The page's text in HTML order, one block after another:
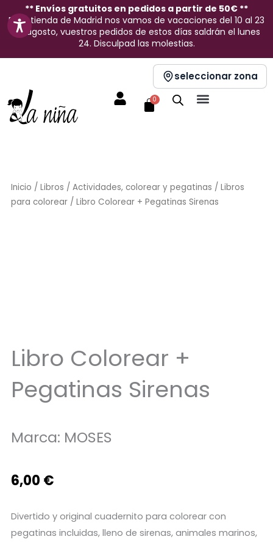
contenido
** Envíos gratuitos en pedidos a partir de 50€ **
En la tienda de Madrid nos vamos de vacaciones del 10 al 23
de agosto, vuestros pedidos de estos días saldrán el lunes
24. Disculpad las molestias.
seleccionar zona
0
Carrito
Inicio / Libros / Actividades, colorear y pegatinas / Libros
para colorear/ Libro Colorear + Pegatinas Sirenas
Libro Colorear +
Pegatinas Sirenas
Marca: MOSES
6,00 €
Divertido y original cuadernito para colorear con
pegatinas incluidas, lleno de sirenas, animales marinos,